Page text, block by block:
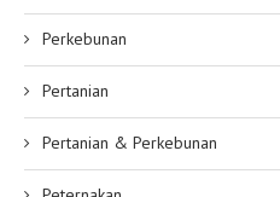
Perkebunan
Pertanian
Pertanian & Perkebunan